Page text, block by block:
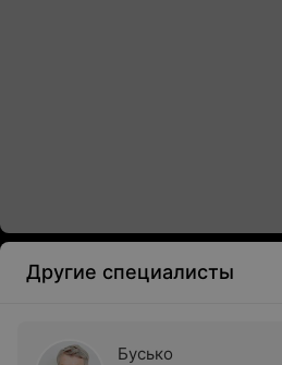
Другие специалисты
Бусько